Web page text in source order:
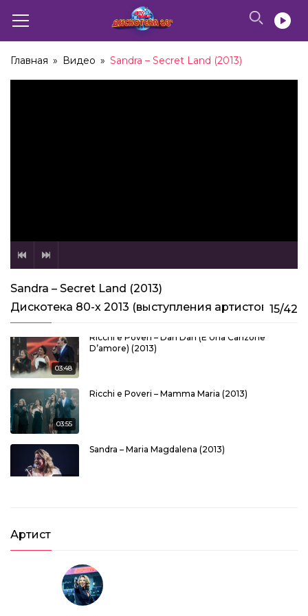
Главная » Видео » Sandra – Secret Land (2013)
Sandra – Secret Land (2013)
Дискотека 80-х 2013 (выступления артистов)15/42
03:48
Ricchi e Poveri – Dan Dan (E Una Canzone
D’amore) (2013)
03:55
Ricchi e Poveri – Mamma Maria (2013)
Sandra – Maria Magdalena (2013)
03:06
Артист